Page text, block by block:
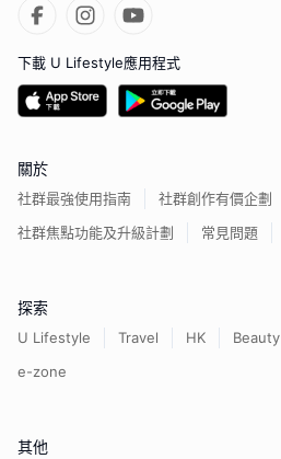
下載 U Lifestyle應用程式
關於
社群最強使用指南
社群創作有價企劃
社群焦點功能及升級計劃
常見問題
探索
U Lifestyle Travel HK Beauty
e-zone
其他